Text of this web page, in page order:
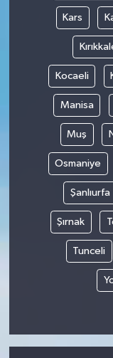
Kars
Kocaeli
Manisa
Muş
Osmaniye
Şanlıurfa
Şırnak
Tunceli